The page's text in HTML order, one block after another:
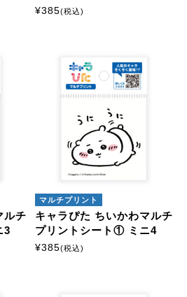
がきサイズ
カスタマイズ
ルキーホルダー
硬質ケース
¥385(税込)
ルチ
3
マルチプリント
キャラぴた ちいかわマルチ
プリントシート① ミニ4
¥385(税込)